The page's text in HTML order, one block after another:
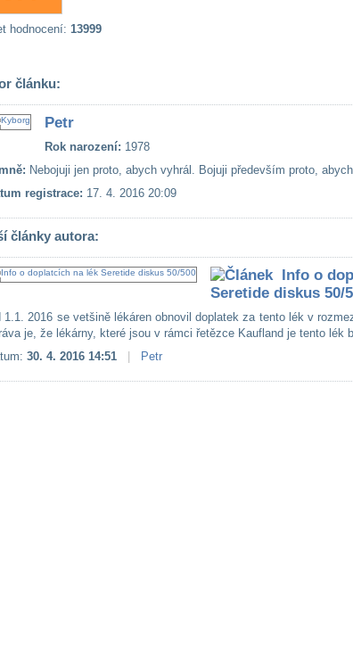
hodnocení: 13999
článku:
Petr
Rok narození: 1978
Nebojuji jen proto, abych vyhrál. Bojuji především proto,
registrace: 17. 4. 2016 20:09
články autora:
Info o
Seretide diskus 50/
1.1. 2016 se vetšině lékáren obnovil doplatek za tento lék v
je, že lékárny, které jsou v rámci řetězce Kaufland je tento lék
30. 4. 2016 14:51 Petr